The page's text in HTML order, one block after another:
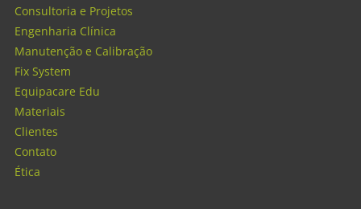
Consultoria e Projetos
Engenharia Clínica
Manutenção e Calibração
Fix System
Equipacare Edu
Materiais
Clientes
Contato
Ética